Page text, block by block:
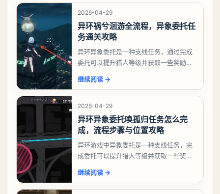
2026-04-29
异环祸兮洄游全流程，异象委托任
务通关攻略
异环异象委托是一种支线任务，通过完成
委托可以提升猎人等级并获取一些奖励，
么做，下面就来告诉大家。异环异象委托
祸兮洄游任务攻略
继续阅读 →
2026-04-29
异环异象委托唤孤归任务怎么完
成，流程步骤与位置攻略
异环游戏中异象委托是一种支线任务，完
成委托可以提升猎人等级并获取一些奖
么做，今天游戏熊就来告诉大家。异环异
象委托唤孤归任务攻
继续阅读 →